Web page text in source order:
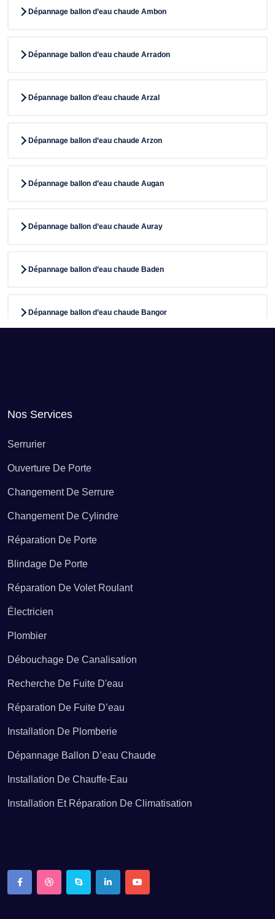
Dépannage ballon d’eau chaude Ambon
Dépannage ballon d’eau chaude Arradon
Dépannage ballon d’eau chaude Arzal
Dépannage ballon d’eau chaude Arzon
Dépannage ballon d’eau chaude Augan
Dépannage ballon d’eau chaude Auray
Dépannage ballon d’eau chaude Baden
Dépannage ballon d’eau chaude Bangor
Dépannage ballon d’eau chaude Beignon
Dépannage ballon d’eau chaude Berric
Dépannage ballon d’eau chaude Bieuzy
Dépannage ballon d’eau chaude Bignan
Dépannage ballon d’eau chaude Bohal
Dépannage ballon d’eau chaude Brandivy
Nos Services
Serrurier
Ouverture De Porte
Changement De Serrure
Changement De Cylindre
Réparation De Porte
Blindage De Porte
Réparation De Volet Roulant
Électricien
Plombier
Débouchage De Canalisation
Recherche De Fuite D'eau
Réparation De Fuite D’eau
Installation De Plomberie
Dépannage Ballon D’eau Chaude
Installation De Chauffe-Eau
Installation Et Réparation De Climatisation